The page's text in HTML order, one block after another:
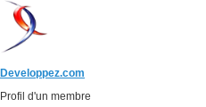
Developpez.com
Profil d'un membre